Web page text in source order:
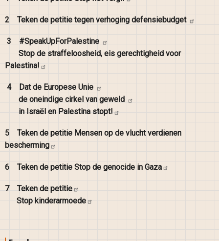
2 Teken de petitie tegen verhoging defensiebudget
3
#SpeakUpForPalestine
Stop de straffeloosheid, eis gerechtigheid voor
Palestina!
4 Dat de Europese Unie
de oneindige cirkel van geweld
in Israël en Palestina stopt!
5 Teken de petitie Mensen op de vlucht verdienen
bescherming
6 Teken de petitie Stop de genocide in Gaza
7 Teken de petitie
Stop kinderarmoede